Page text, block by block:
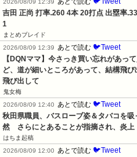
2026/08/09 12:39
吉田 正尚 打率.260 4本 20打点 出塁率
1
まとめブレイド
2026/08/09 12:39
あとで読む 🐦Tweet
【DQNママ】今さっき買い忘れがあっ
ど、道が細いところがあって、結構飛
飛び出して
鬼女梅
2026/08/09 12:40
あとで読む 🐦Tweet
秋田県職員、バスローブ姿＆タバコを
然　さらにとあることが指摘され、炎上
はちま起稿
2026/08/09 12:00
あとで読む 🐦Tweet